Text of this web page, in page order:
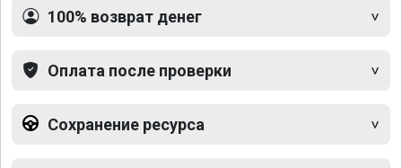
100% возврат денег
Оплата после проверки
Сохранение ресурса